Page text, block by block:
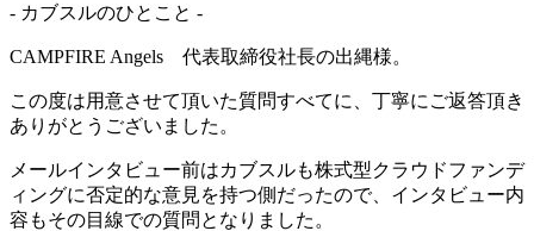
- カブスルのひとこと -
CAMPFIRE Angels 代表取締役社長の出縄様。
この度は用意させて頂いた質問すべてに、丁寧にご返答頂き
ありがとうございました。
メールインタビュー前はカブスルも株式型クラウドファンデ
ィングに否定的な意見を持つ側だったので、インタビュー内
容もその目線での質問となりました。